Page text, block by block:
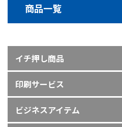
ビジネスアイテム
封筒印刷
ファイル印刷
その他のビジネス商品
商品一覧
イチ押し商品
印刷サービス
ビジネスアイテム